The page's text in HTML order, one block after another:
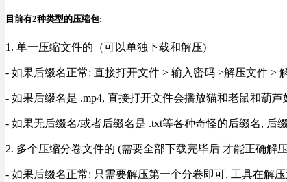
目前有2种类型的压缩包:
1. 单一压缩文件的（可以单独下载和解压)
- 如果后缀名正常: 直接打开文件 > 输入密码 >解压文件 >
- 如果后缀名是 .mp4, 直接打开文件会播放猫和老鼠和葫
- 如果无后缀名/或者后缀名是 .txt等各种奇怪的后缀名, 后
2. 多个压缩分卷文件的 (需要全部下载完毕后 才能正确解
- 如果后缀名正常: 只需要解压第一个分卷即可, 工具在解